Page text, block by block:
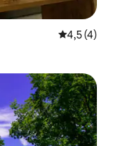
Средна
4,5 (4)